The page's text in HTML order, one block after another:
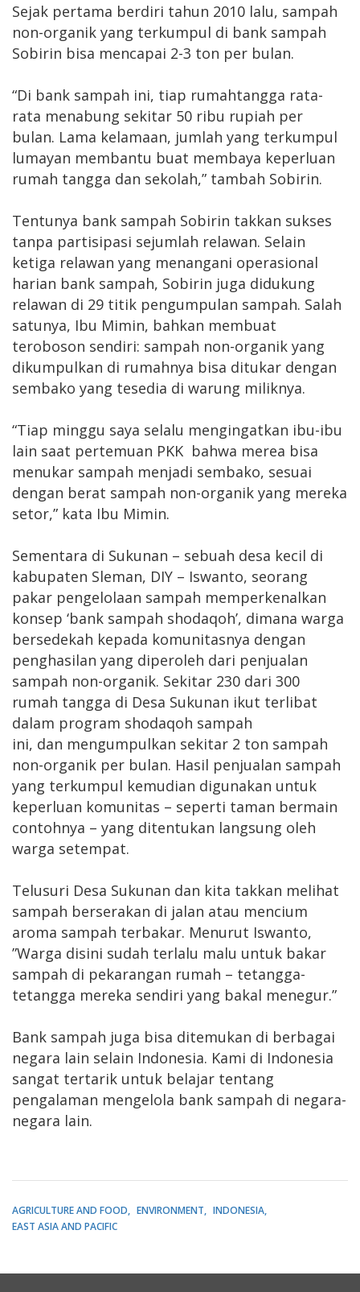
Sejak pertama berdiri tahun 2010 lalu, sampah
non-organik yang terkumpul di bank sampah
Sobirin bisa mencapai 2-3 ton per bulan.
“Di bank sampah ini, tiap rumahtangga rata-
rata menabung sekitar 50 ribu rupiah per
bulan. Lama kelamaan, jumlah yang terkumpul
lumayan membantu buat membaya keperluan
rumah tangga dan sekolah,” tambah Sobirin.
Tentunya bank sampah Sobirin takkan sukses
tanpa partisipasi sejumlah relawan. Selain
ketiga relawan yang menangani operasional
harian bank sampah, Sobirin juga didukung
relawan di 29 titik pengumpulan sampah. Salah
satunya, Ibu Mimin, bahkan membuat
teroboson sendiri: sampah non-organik yang
dikumpulkan di rumahnya bisa ditukar dengan
sembako yang tesedia di warung miliknya.
“Tiap minggu saya selalu mengingatkan ibu-ibu
lain saat pertemuan PKK bahwa merea bisa
menukar sampah menjadi sembako, sesuai
dengan berat sampah non-organik yang mereka
setor,” kata Ibu Mimin.
Sementara di Sukunan – sebuah desa kecil di
kabupaten Sleman, DIY – Iswanto, seorang
pakar pengelolaan sampah memperkenalkan
konsep ‘bank sampah shodaqoh’, dimana warga
bersedekah kepada komunitasnya dengan
penghasilan yang diperoleh dari penjualan
sampah non-organik. Sekitar 230 dari 300
rumah tangga di Desa Sukunan ikut terlibat
dalam program shodaqoh sampah
ini, dan mengumpulkan sekitar 2 ton sampah
non-organik per bulan. Hasil penjualan sampah
yang terkumpul kemudian digunakan untuk
keperluan komunitas – seperti taman bermain
contohnya – yang ditentukan langsung oleh
warga setempat.
Telusuri Desa Sukunan dan kita takkan melihat
sampah berserakan di jalan atau mencium
aroma sampah terbakar. Menurut Iswanto,
”Warga disini sudah terlalu malu untuk bakar
sampah di pekarangan rumah – tetangga-
tetangga mereka sendiri yang bakal menegur.”
Bank sampah juga bisa ditemukan di berbagai
negara lain selain Indonesia. Kami di Indonesia
sangat tertarik untuk belajar tentang
pengalaman mengelola bank sampah di negara-
negara lain.
AGRICULTURE AND FOOD ENVIRONMENT
INDONESIA
EAST ASIA AND PACIFIC